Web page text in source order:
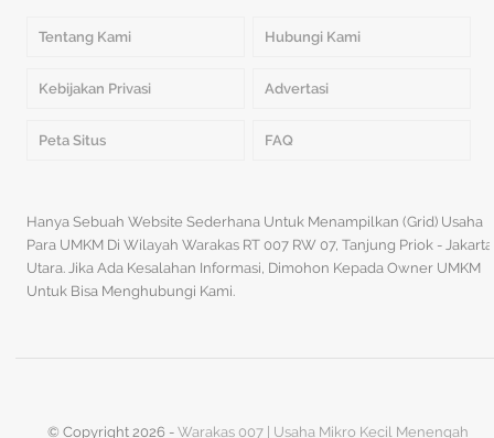
Tentang Kami Hubungi Kami
Kebijakan Privasi Advertasi
Peta Situs FAQ
Hanya Sebuah Website Sederhana Untuk Menampilkan (Grid) Usaha
Para UMKM Di Wilayah Warakas RT 007 RW 07, Tanjung Priok - Jakarta
Utara. Jika Ada Kesalahan Informasi, Dimohon Kepada Owner UMKM
Untuk Bisa Menghubungi Kami.
© Copyright 2026 - Warakas 007 | Usaha Mikro Kecil Menengah